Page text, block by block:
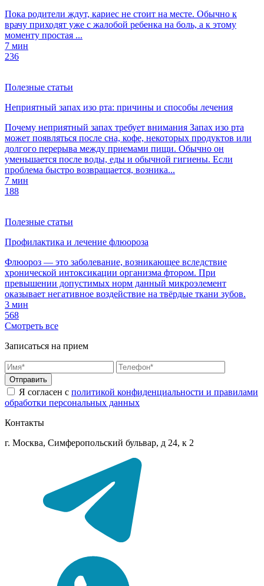
Пока родители ждут, кариес не стоит на месте. Обычно к
врачу приходят уже с жалобой ребенка на боль, а к этому
моменту простая ...
7 мин
236
Полезные статьи
Неприятный запах изо рта: причины и способы лечения
Почему неприятный запах требует внимания Запах изо рта
может появляться после сна, кофе, некоторых продуктов или
долгого перерыва между приемами пищи. Обычно он
уменьшается после воды, еды и обычной гигиены. Если
проблема быстро возвращается, возника...
7 мин
188
Полезные статьи
Профилактика и лечение флюороза
Флюороз — это заболевание, возникающее вследствие
хронической интоксикации организма фтором. При
превышении допустимых норм данный микроэлемент
оказывает негативное воздействие на твёрдые ткани зубов.
3 мин
568
Смотреть все
Записаться на прием
Отправить
Я согласен с политикой конфиденциальности и правилами
обработки персональных данных
Контакты
г. Москва, Симферопольский бульвар, д 24, к 2